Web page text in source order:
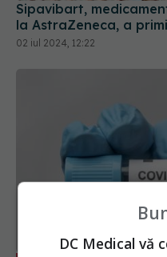
Sipavibart,
la AstraZeneca, a
02 iul 2024, 12:22
DC Medical vă